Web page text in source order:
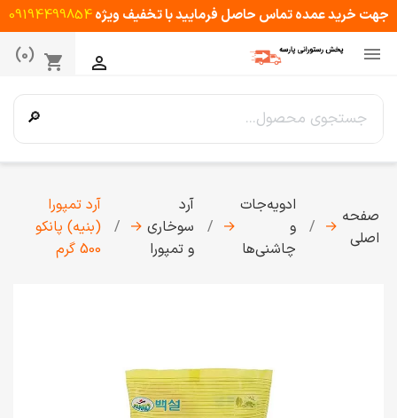
جهت خرید عمده تماس حاصل فرمایید با تخفیف ویژه09194499854

shopping_cart
(0) 
🔎
صفحه
اصلی
→
ادویه‌جات
و
چاشنی‌ها
→
آرد
سوخاری
و تمپورا
→
آرد تمپورا
(بنیه) پانکو
500 گرم